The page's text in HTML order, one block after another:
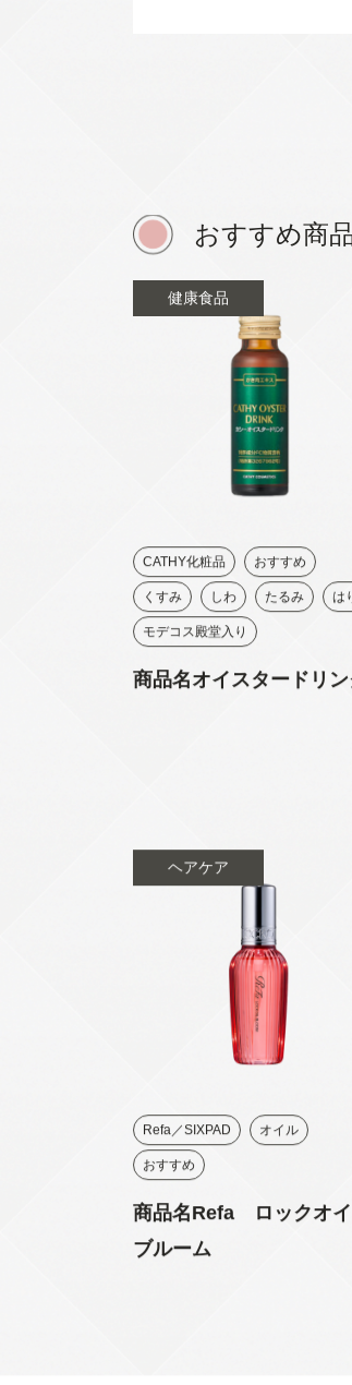
おすすめ商
健康食品
CATHY化粧品 おすすめ
くすみ しわ たるみ は
モデコス殿堂入り
商品名オイスタードリン
ヘアケア
Refa／SIXPAD オイル
おすすめ
商品名Refa ロックオ
ブルーム